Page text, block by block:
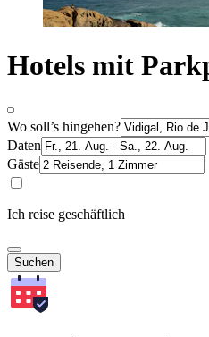
Hotels mit
Wo soll’s hingehen?
Daten
Gäste
Ich reise geschäftlich
Suchen